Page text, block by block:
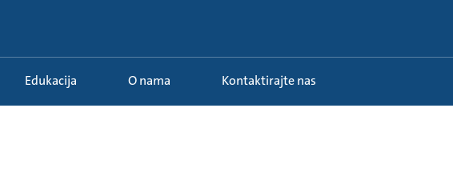
Edukacija O nama Kontaktirajte nas